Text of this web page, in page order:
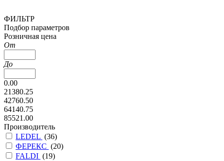
ФИЛЬТР
Подбор параметров
Розничная цена
От
До
0.00
21380.25
42760.50
64140.75
85521.00
Производитель
LEDEL (36)
ФЕРЕКС (20)
FALDI (19)